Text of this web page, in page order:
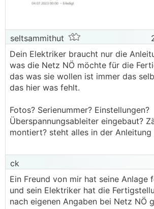
seltsammithut
Dein Elektriker braucht nur die
was die Netz NÖ möchte für die
das was sie wollen ist immer das
das hier was fehlt.
Fotos? Serienummer? Einstellungen?
Überspannungsableiter eingebaut?
montiert? steht alles in der Anleitung
ck
Ein Freund von mir hat seine Anlage
und sein Elektriker hat die
nach eigenen Angaben bei Netz NÖ